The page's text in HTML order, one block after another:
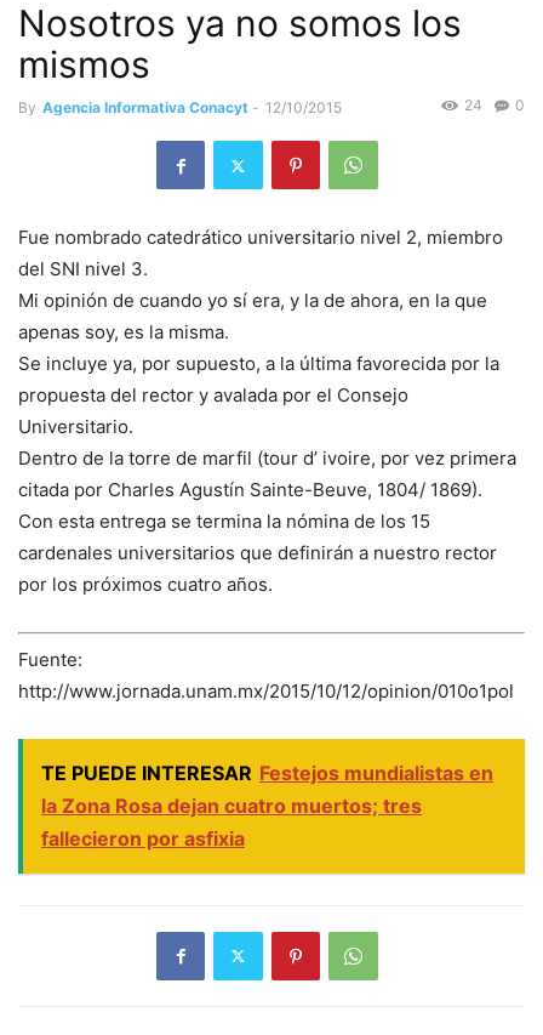
Nosotros ya no somos los
mismos
By Agencia Informativa Conacyt - 12/10/2015 0
24
Fue nombrado catedrático universitario nivel 2, miembro
del SNI nivel 3.
Mi opinión de cuando yo sí era, y la de ahora, en la que
apenas soy, es la misma.
Se incluye ya, por supuesto, a la última favorecida por la
propuesta del rector y avalada por el Consejo
Universitario.
Dentro de la torre de marfil (tour d’ ivoire, por vez primera
citada por Charles Agustín Sainte-Beuve, 1804/ 1869).
Con esta entrega se termina la nómina de los 15
cardenales universitarios que definirán a nuestro rector
por los próximos cuatro años.
Fuente:
http://www.jornada.unam.mx/2015/10/12/opinion/010o1pol
TE PUEDE INTERESAR Festejos mundialistas en
la Zona Rosa dejan cuatro muertos; tres
fallecieron por asfixia